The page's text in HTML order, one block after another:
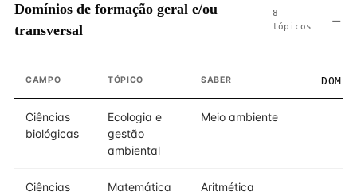
Domínios de formação geral e/ou
transversal
8
tópicos
CAMPO TÓPICO SABER
Ciências
biológicas
Ecologia e
gestão
ambiental
Meio ambiente
Ciências
Matemática
Aritmética